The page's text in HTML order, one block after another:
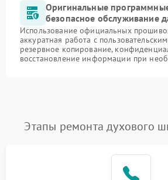
Оригинальные
безопасное обслуживание
Использование официальных
аккуратная работа с
резервное копирование,
восстановление информации при
Этапы ремонта духового